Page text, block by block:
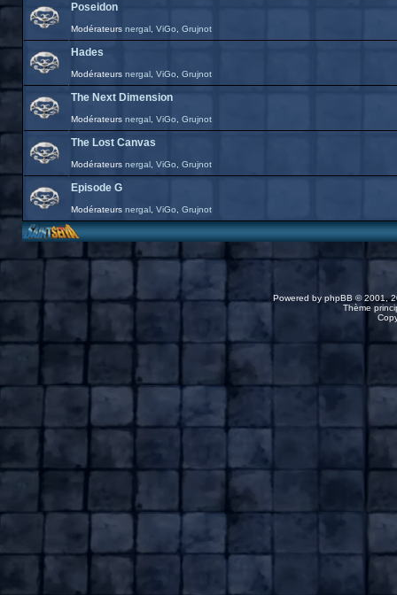
Poseidon
Modérateurs nergal, ViGo Grujnot
Hades
Modérateurs nergal, ViGo Grujnot
The Next Dimension
Modérateurs nergal, ViGo Grujnot
The Lost Canvas
Modérateurs nergal, ViGo Grujnot
Episode G
Modérateurs nergal, ViGo Grujnot
Powered by phpBB © 2001,
Thème